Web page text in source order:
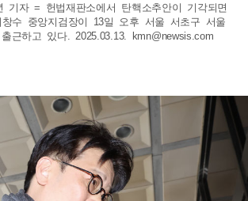
기자 = 헌법재판소에서 탄핵소추안이 기각되면
수 중앙지검장이 13일 오후 서울 서초구 서울
근하고 있다. 2025.03.13. kmn@newsis.com